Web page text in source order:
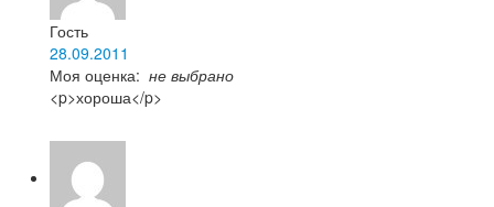
Гость
28.09.2011
Моя оценка: не выбрано
<p>хороша</p>